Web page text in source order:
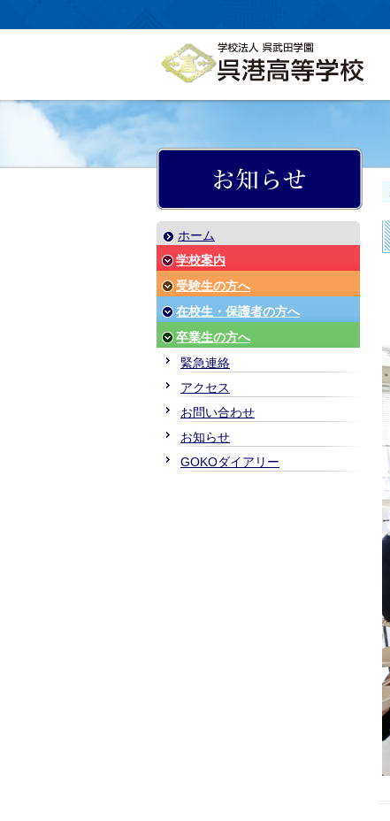
ホーム
学校案内
受験生の方へ
在校生・保護者の方へ
卒業生の方へ
緊急連絡
アクセス
お問い合わせ
お知らせ
GOKOダイアリー